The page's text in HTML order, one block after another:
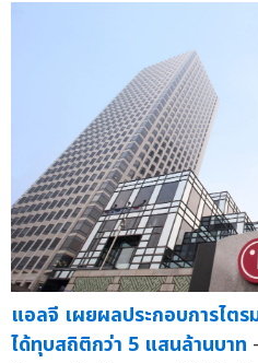
แอลจี เผยผลประกอบการไต
ได้ทุบสถิติกว่า 5 แสนล้านบาท